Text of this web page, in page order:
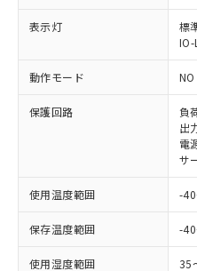
表示灯
標
動作モード NO
保護回路
負
出
電
サ
使用温度範囲 -
保存温度範囲 -
使用湿度範囲 35
ご利用条件
以下の条件をお読み
ご利用ください。
対応済み：EU
非含有に対応した製
対応予定：EU
有に対応した製品
商品です。
対応予定なし：EU
非含有に非対応の商